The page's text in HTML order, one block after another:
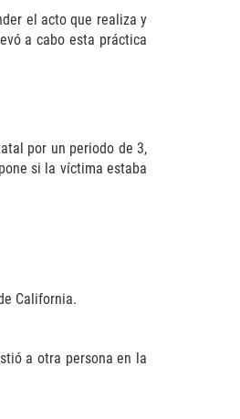
el acto que realiza y
a cabo esta práctica
por un periodo de 3,
si la víctima estaba
California.
a otra persona en la